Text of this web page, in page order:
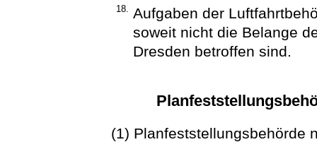
18.
Aufgaben der
soweit nicht die Belange
Dresden betroffen sind.
(1) Planfeststellungsbehörde